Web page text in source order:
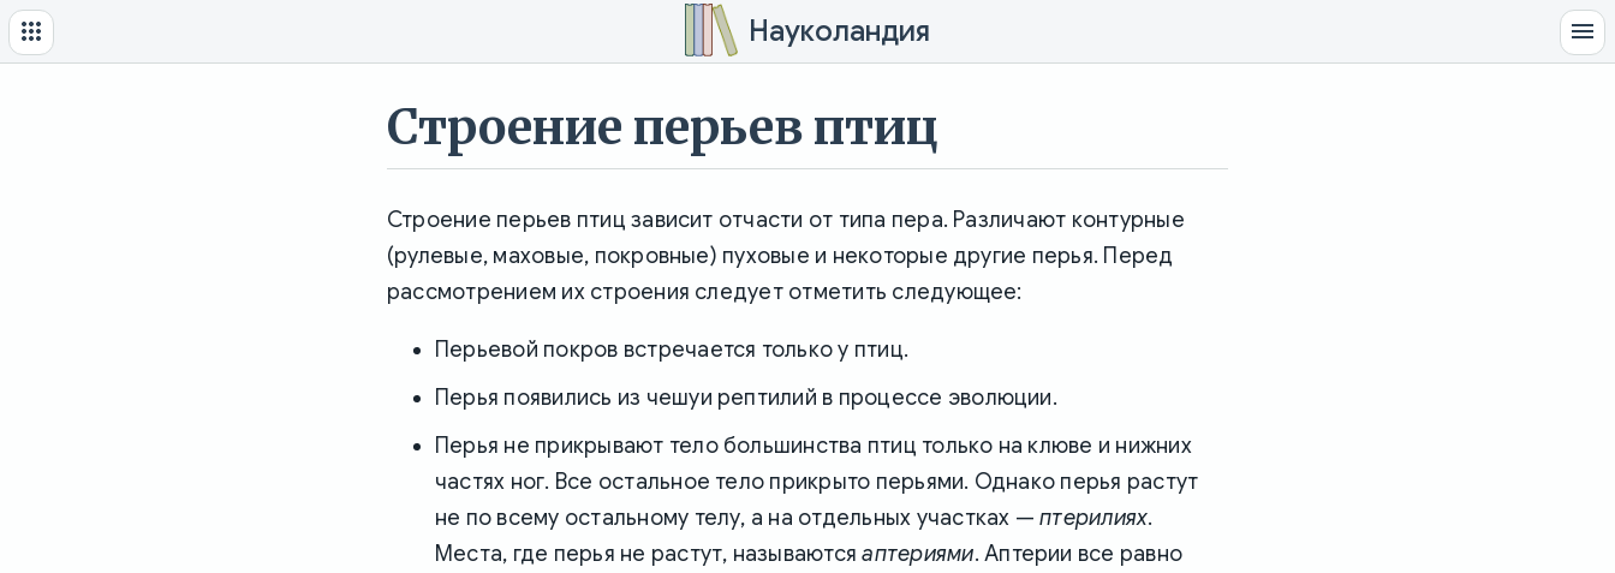
Науколандия
Строение перьев птиц
Строение перьев птиц зависит отчасти от типа пера. Различают контурные
(рулевые, маховые, покровные) пуховые и некоторые другие перья. Перед
рассмотрением их строения следует отметить следующее:
Перьевой покров встречается только у птиц.
Перья появились из чешуи рептилий в процессе эволюции.
Перья не прикрывают тело большинства птиц только на клюве и нижних
частях ног. Все остальное тело прикрыто перьями. Однако перья растут
не по всему остальному телу, а на отдельных участках —птерилиях.
Места, где перья не растут, называютсяаптериями. Аптерии все равно